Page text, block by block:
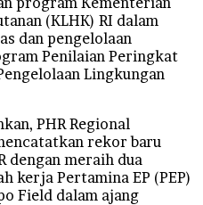
(KLHK) RI dalam
dan pengelolaan
Penilaian Peringkat
Lingkungan
PHR Regional
rekor baru
dengan meraih dua
kerja Pertamina EP (PEP)
Field dalam ajang